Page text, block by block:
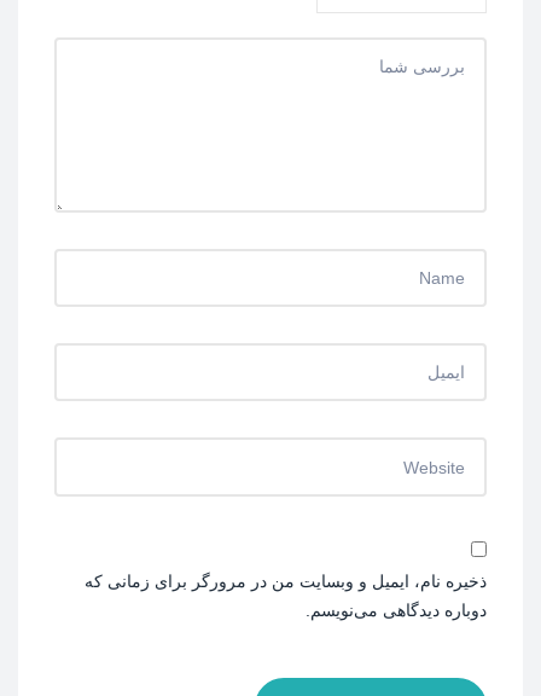
ذخیره نام، ایمیل و وبسایت من در مرورگر برای زمانی که
دوباره دیدگاهی می‌نویسم.